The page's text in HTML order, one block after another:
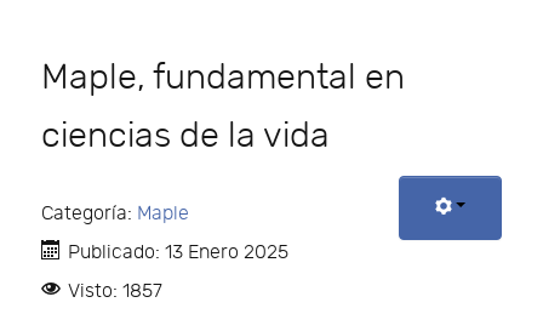
Maple, fundamental en
ciencias de la vida
Categoría: Maple
Publicado: 13 Enero 2025
Visto: 1857